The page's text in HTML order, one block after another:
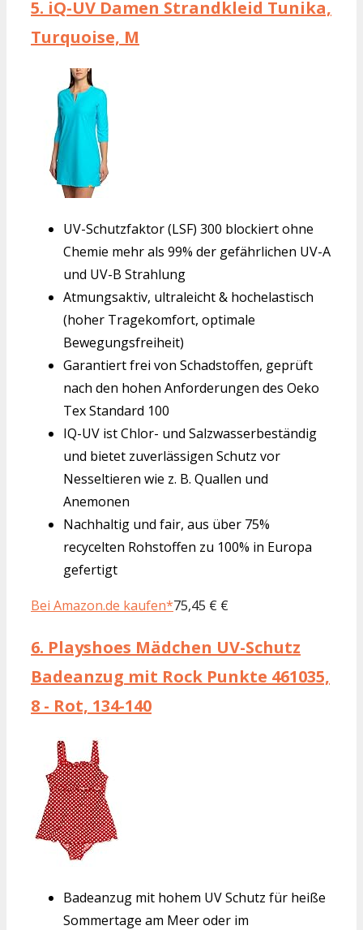
5. iQ-UV Damen Strandkleid Tunika,
Turquoise, M
UV-Schutzfaktor (LSF) 300 blockiert ohne
Chemie mehr als 99% der gefährlichen UV-A
und UV-B Strahlung
Atmungsaktiv, ultraleicht & hochelastisch
(hoher Tragekomfort, optimale
Bewegungsfreiheit)
Garantiert frei von Schadstoffen, geprüft
nach den hohen Anforderungen des Oeko
Tex Standard 100
IQ-UV ist Chlor- und Salzwasserbeständig
und bietet zuverlässigen Schutz vor
Nesseltieren wie z. B. Quallen und
Anemonen
Nachhaltig und fair, aus über 75%
recycelten Rohstoffen zu 100% in Europa
gefertigt
Bei Amazon.de kaufen*75,45 € €
6. Playshoes Mädchen UV-Schutz
Badeanzug mit Rock Punkte 461035,
8 - Rot, 134-140
Badeanzug mit hohem UV Schutz für heiße
Sommertage am Meer oder im